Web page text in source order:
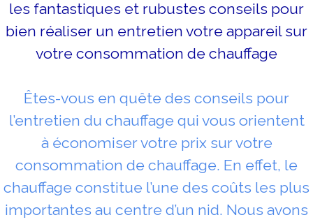
les fantastiques et rubustes conseils pour
bien réaliser un entretien votre appareil sur
votre consommation de chauffage
Êtes-vous en quête des conseils pour
l’entretien du chauffage qui vous orientent
à économiser votre prix sur votre
consommation de chauffage. En effet, le
chauffage constitue l’une des coûts les plus
importantes au centre d’un nid. Nous avons